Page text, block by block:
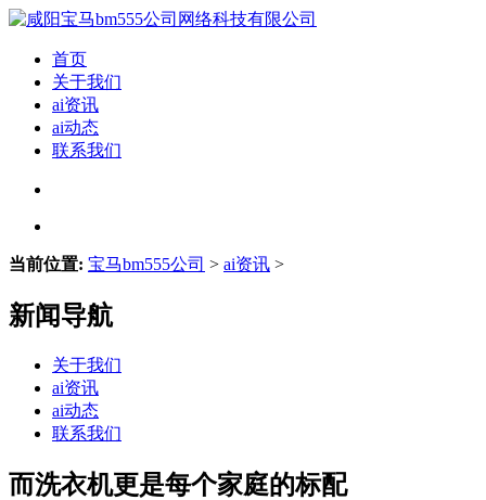
首页
关于我们
ai资讯
ai动态
联系我们
当前位置: 宝马bm555公司 > ai资讯 >
新闻导航
关于我们
ai资讯
ai动态
联系我们
而洗衣机更是每个家庭的标配